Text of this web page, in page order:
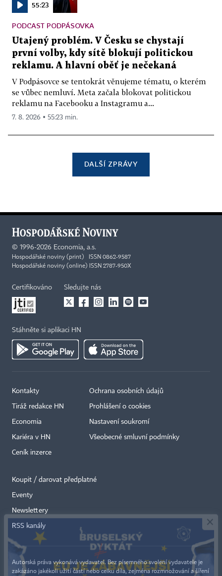
55:23
PODCAST PODPÁSOVKA
Utajený problém. V Česku se chystají
první volby, kdy sítě blokují politickou
reklamu. A hlavní oběť je nečekaná
V Podpásovce se tentokrát věnujeme tématu, o kterém
se vůbec nemluví. Meta začala blokovat politickou
reklamu na Facebooku a Instagramu a...
7. 8. 2026 ▪ 55:23 min.
DALŠÍ ZPRÁVY
© 1996-2026 Economia, a.s.
Hospodářské noviny (print) ISSN 0862-9587
Hospodářské noviny (online) ISSN 2787-950X
Certifikováno Sledujte nás
Stáhněte si aplikaci HN
Kontakty
Tiráž redakce HN
Economia
Kariéra v HN
Ceník inzerce
Ochrana osobních údajů
Prohlášení o cookies
Nastavení soukromí
Všeobecné smluvní podmínky
Koupit / darovat předplatné
Eventy
Newslettery
RSS kanály
Autorská práva vykonává vydavatel. Bez písemného svolení vydavatele je
zakázáno jakékoli užití částí nebo celku díla, zejména rozmnožování a šíření